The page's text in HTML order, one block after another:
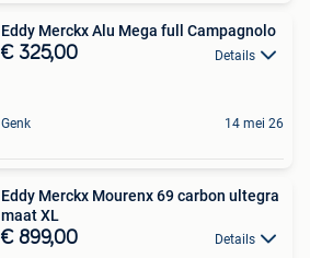
Eddy Merckx Alu Mega full Campagnolo
€ 325,00 Details
Genk 14 mei 26
Eddy Merckx Mourenx 69 carbon ultegra
maat XL
€ 899,00 Details